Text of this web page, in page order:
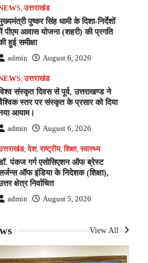
,उत्तराखंड
पुष्कर सिंह धामी के दिशा-निर्देशों
पीएम आवास योजना (शहरी) की प्रगति
हुई समीक्षा
admin August 6, 2026
,उत्तराखंड
संस्कृत दिवस से पूर्व, उत्तराखण्ड ने
स्तर पर संस्कृत के प्रसार को दिया
आयाम।
admin August 6, 2026
,देश,राष्ट्रीय,शिक्षा,स्वास्थ्य
पंकज गर्ग एसोसिएशन ऑफ ब्रेस्ट
ऑफ इंडिया के निदेशक (शिक्षा),
क्षेत्र निर्वाचित
admin August 5, 2026
View All